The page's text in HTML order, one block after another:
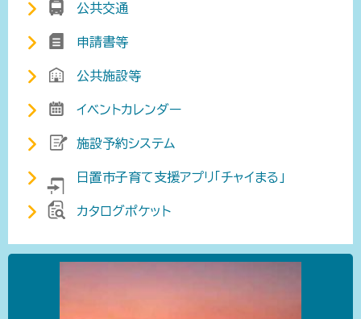
公共交通
申請書等
公共施設等
イベントカレンダー
施設予約システム
日置市子育て支援アプリ「チャイまる」
カタログポケット